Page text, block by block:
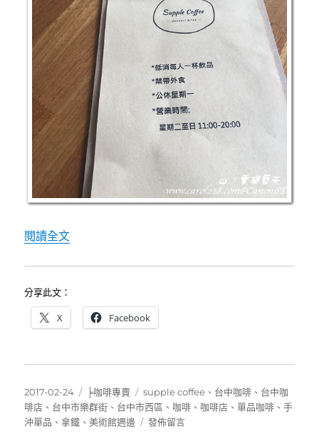
賣
閱讀全文〈[台中咖啡]Supple Coffee～住宅區中氣質咖啡
分享此文：
X Facebook
發
佈
日
2017-02-24
分
類
╞咖啡專賣
標
籤
supple coffee 、 台中咖啡 、 台中咖
啡店 、 台中市樂群街 、 台中市西區 、 咖啡 、 咖啡店 、 單品咖啡 、手
沖單品 、拿鐵 、美術館週邊
在
發佈留言